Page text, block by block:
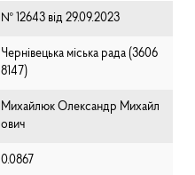
№ 12643 від 29.09.2023
Чернівецька міська рада (⁨3606
8147⁩)
Михайлюк Олександр Михайл
ович
0.0867